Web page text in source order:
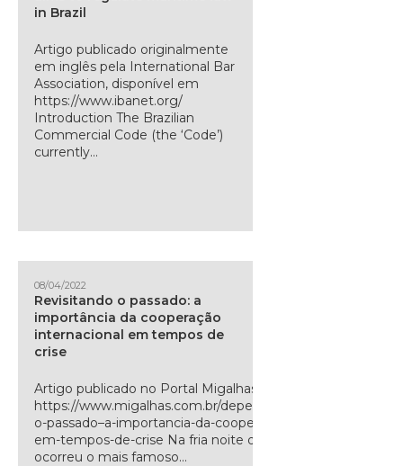
in Brazil
Artigo publicado originalmente
em inglês pela International Bar
Association, disponível em
https://www.ibanet.org/
Introduction The Brazilian
Commercial Code (the ‘Code’)
currently...
08/04/2022
Revisitando o passado: a
importância da cooperação
internacional em tempos de
crise
Artigo publicado no Portal Migalhas. Disponível em:
https://www.migalhas.com.br/depeso/325198/revisitando-
o-passado–a-importancia-da-cooperacao-transnacional-
em-tempos-de-crise Na fria noite de 14 de abril 1912,
ocorreu o mais famoso...